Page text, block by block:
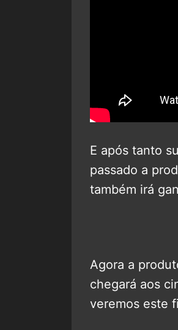
E após tanto
passado a
também irá
Agora a
chegará aos
veremos este